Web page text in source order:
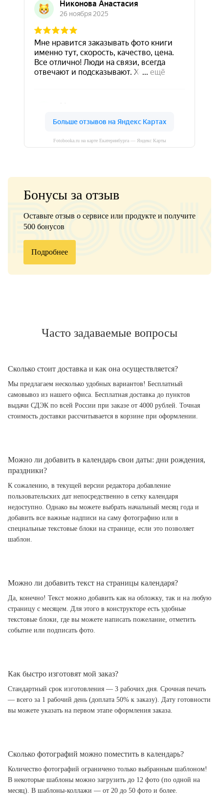
Fotobooka.ru на карте Екатеринбурга — Яндекс Карты
Бонусы за отзыв
Оставьте отзыв о сервисе или продукте и получите
500 бонусов
Подробнее
Часто задаваемые вопросы
Сколько стоит доставка и как она осуществляется?
Мы предлагаем несколько удобных вариантов! Бесплатный
самовывоз из нашего офиса. Бесплатная доставка до пунктов
выдачи СДЭК по всей России при заказе от 4000 рублей. Точная
стоимость доставки рассчитывается в корзине при оформлении.
Можно ли добавить в календарь свои даты: дни рождения,
праздники?
К сожалению, в текущей версии редактора добавление
пользовательских дат непосредственно в сетку календаря
недоступно. Однако вы можете выбрать начальный месяц года и
добавить все важные надписи на саму фотографию или в
специальные текстовые блоки на странице, если это позволяет
шаблон.
Можно ли добавить текст на страницы календаря?
Да, конечно! Текст можно добавить как на обложку, так и на любую
страницу с месяцем. Для этого в конструкторе есть удобные
текстовые блоки, где вы можете написать пожелание, отметить
событие или подписать фото.
Как быстро изготовят мой заказ?
Стандартный срок изготовления — 3 рабочих дня. Срочная печать
— всего за 1 рабочий день (доплата 50% к заказу). Дату готовности
вы можете указать на первом этапе оформления заказа.
Сколько фотографий можно поместить в календарь?
Количество фотографий ограничено только выбранным шаблоном!
В некоторые шаблоны можно загрузить до 12 фото (по одной на
месяц). В шаблоны-коллажи — от 20 до 50 фото и более.